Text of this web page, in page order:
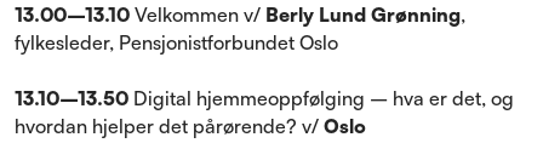
13.00–13.10 Velkommen v/ Berly Lund Grønning,
fylkesleder, Pensjonistforbundet Oslo
13.10–13.50 Digital hjemmeoppfølging – hva er det, og
hvordan hjelper det pårørende? v/ Oslo